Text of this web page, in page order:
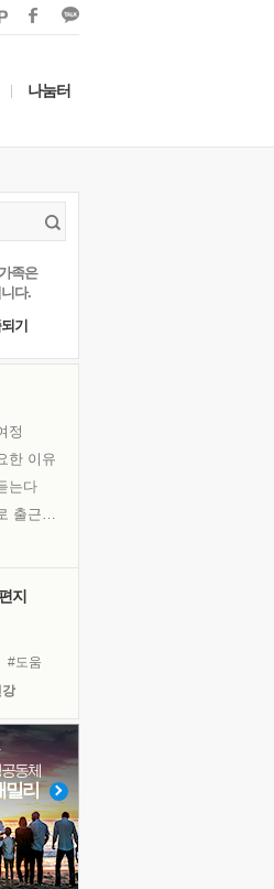
나눔터
족은
다.
기
정
한 이유
는다
아픈 아버지를 위한 공간 설계
니
유년 시절의 부산 영도 바다
지
#도움
#삶
#경험
공동체
밀리